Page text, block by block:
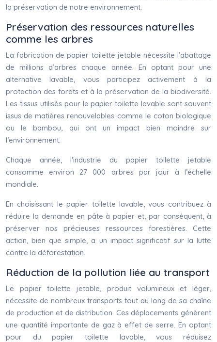
la préservation de notre environnement.
Préservation des ressources naturelles
comme les arbres
La fabrication de papier toilette jetable nécessite l’abattage
de millions d’arbres chaque année. En optant pour une
alternative lavable, vous participez activement à la
protection des forêts et à la préservation de la biodiversité.
Les tissus utilisés pour le papier toilette lavable sont souvent
issus de matières renouvelables comme le coton biologique
ou le bambou, qui ont un impact bien moindre sur
l’environnement.
Chaque année, l’industrie du papier toilette jetable
consomme environ 27 000 arbres par jour à l’échelle
mondiale.
En choisissant le papier toilette lavable, vous contribuez à
réduire la demande en pâte à papier et, par conséquent, à
préserver nos précieuses ressources forestières. Cette
action, bien que simple, a un impact significatif sur la lutte
contre la déforestation.
Réduction de la pollution liée au transport
Le papier toilette jetable, produit volumineux et léger,
nécessite de nombreux transports tout au long de sa chaîne
de production et de distribution. Ces déplacements génèrent
une quantité importante de gaz à effet de serre. En optant
pour du papier toilette lavable, vous réduisez